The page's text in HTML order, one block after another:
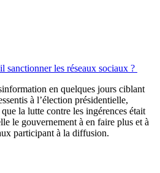
sanctionner les réseaux sociaux ?
en quelques jours ciblant
à l’élection présidentielle,
la lutte contre les ingérences était
le gouvernement à en faire plus et à
participant à la diffusion.